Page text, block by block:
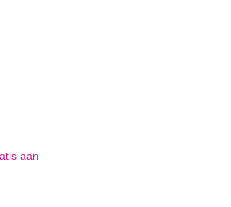
aan